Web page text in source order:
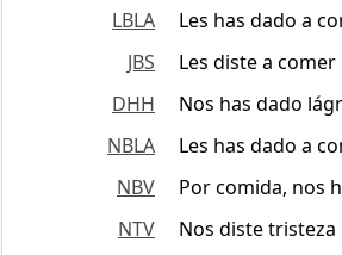
LBLA
Les has dado a
JBS
Les diste a
DHH
Nos has dado
NBLA
Les has dado a
NBV
Por comida, nos
NTV
Nos diste